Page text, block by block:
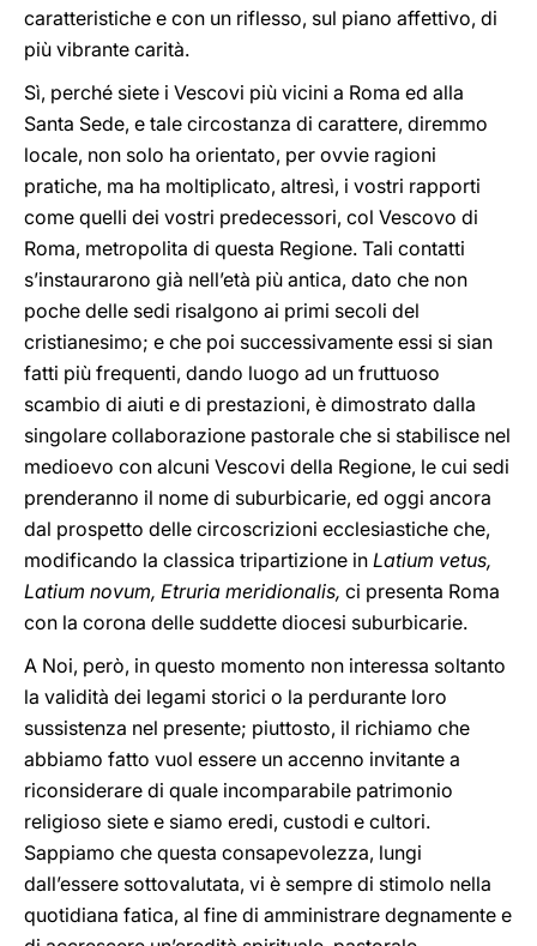
caratteristiche e con un riflesso, sul piano affettivo, di
più vibrante carità.
Sì, perché siete i Vescovi più vicini a Roma ed alla
Santa Sede, e tale circostanza di carattere, diremmo
locale, non solo ha orientato, per ovvie ragioni
pratiche, ma ha moltiplicato, altresì, i vostri rapporti
come quelli dei vostri predecessori, col Vescovo di
Roma, metropolita di questa Regione. Tali contatti
s’instaurarono già nell’età più antica, dato che non
poche delle sedi risalgono ai primi secoli del
cristianesimo; e che poi successivamente essi si sian
fatti più frequenti, dando luogo ad un fruttuoso
scambio di aiuti e di prestazioni, è dimostrato dalla
singolare collaborazione pastorale che si stabilisce nel
medioevo con alcuni Vescovi della Regione, le cui sedi
prenderanno il nome di suburbicarie, ed oggi ancora
dal prospetto delle circoscrizioni ecclesiastiche che,
modificando la classica tripartizione in Latium vetus,
Latium novum, Etruria meridionalis, ci presenta Roma
con la corona delle suddette diocesi suburbicarie.
A Noi, però, in questo momento non interessa soltanto
la validità dei legami storici o la perdurante loro
sussistenza nel presente; piuttosto, il richiamo che
abbiamo fatto vuol essere un accenno invitante a
riconsiderare di quale incomparabile patrimonio
religioso siete e siamo eredi, custodi e cultori.
Sappiamo che questa consapevolezza, lungi
dall’essere sottovalutata, vi è sempre di stimolo nella
quotidiana fatica, al fine di amministrare degnamente e